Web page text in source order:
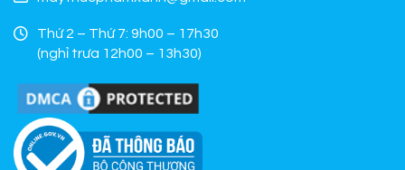
Thứ 2 – Thứ 7: 9h00 – 17h30
(nghỉ trưa 12h00 – 13h30)